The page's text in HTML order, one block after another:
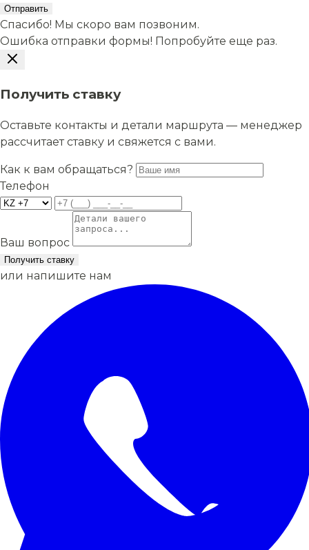
Отправить
Спасибо! Мы скоро вам позвоним.
Ошибка отправки формы! Попробуйте еще раз.
Получить ставку
Оставьте контакты и детали маршрута — менеджер
рассчитает ставку и свяжется с вами.
Как к вам обращаться?
Телефон
Ваш вопрос
Получить ставку
или напишите нам